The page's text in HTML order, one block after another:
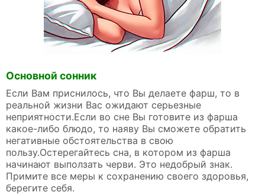
Основной сонник
Если Вам приснилось, что Вы делаете фарш, то в
реальной жизни Вас ожидают серьезные
неприятности.Если во сне Вы готовите из фарша
какое-либо блюдо, то наяву Вы сможете обратить
негативные обстоятельства в свою
пользу.Остерегайтесь сна, в котором из фарша
начинают выползать черви. Это недобрый знак.
Примите все меры к сохранению своего здоровья,
берегите себя.